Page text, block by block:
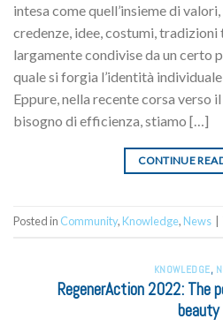
intesa come quell’insieme di
credenze, idee, costumi,
largamente condivise da un certo
quale si forgia l’identità
Eppure, nella recente corsa verso
bisogno di efficienza, stiamo […]
CONTINUE
Posted in Community, Knowledge, News
KNOWLEDGE,
RegenerAction 2022: The
beauty